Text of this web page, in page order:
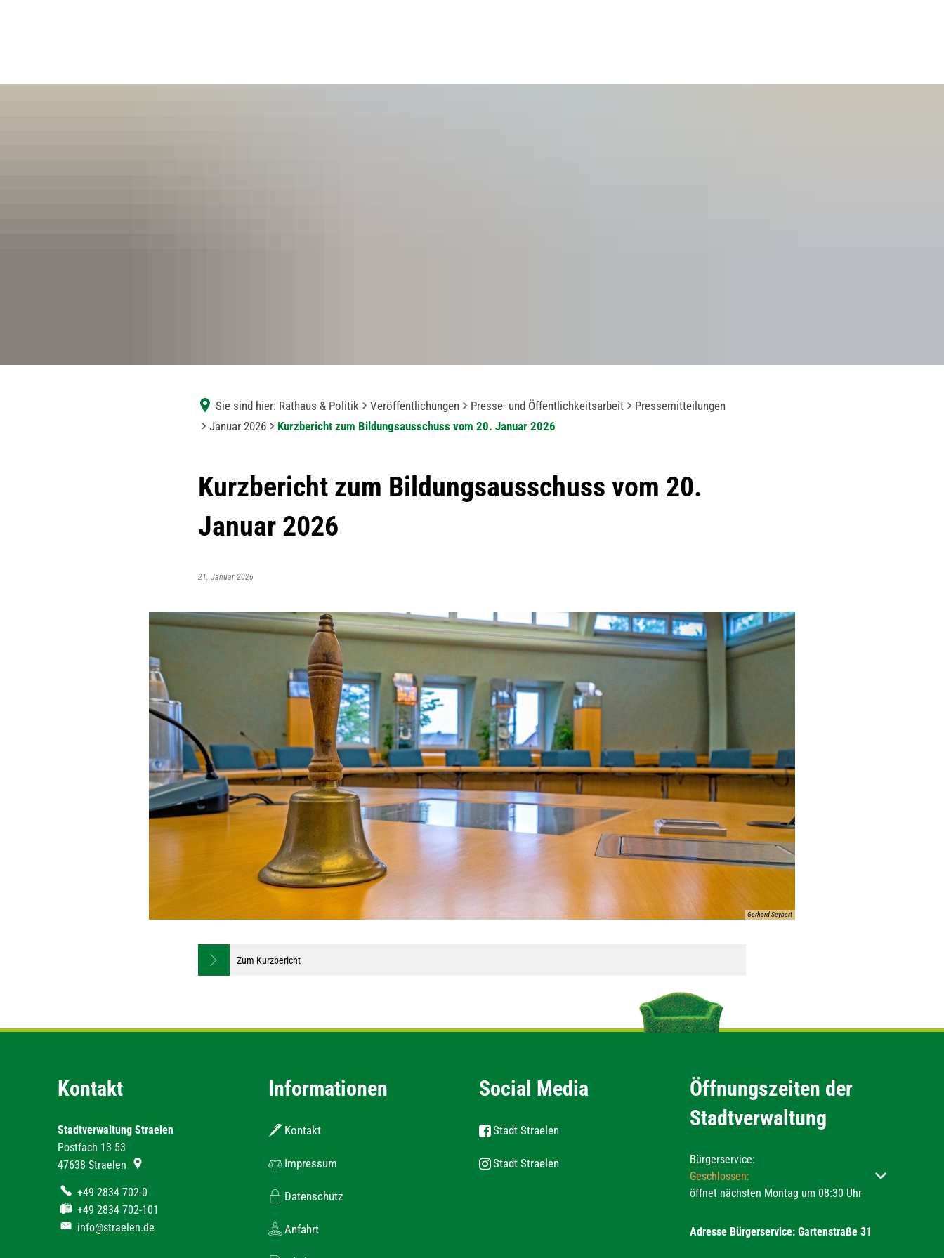
Sie sind hier: Rathaus & Politik Veröffentlichungen Presse- und Öffentlichkeitsarbeit
Pressemitteilungen
Januar 2026
Kurzbericht zum Bildungsausschuss vom 20. Januar 2026
Kurzbericht zum Bildungsausschuss vom 20.
Januar 2026
21. Januar 2026
Gerhard Seybert
Zum Kurzbericht
Kontakt
Stadtverwaltung Straelen
Postfach 13 53
47638 Straelen
+49 2834 702-0
+49 2834 702-101
info@straelen.de
Informationen
Kontakt
Impressum
Datenschutz
Anfahrt
Social Media
Stadt Straelen
Stadt Straelen
Öffnungszeiten der
Stadtverwaltung
Bürgerservice:
Klicken, um weitere Öffnungs- oder Schließzeiten
Geschlossen:
öffnet nächsten Montag um 08:30 Uhr
Adresse Bürgerservice: Gartenstraße 31